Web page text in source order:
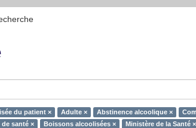
du patient × Adulte × Abstinence alcoolique ×
santé ×
Boissons alcoolisées × Ministère de la Santé ×